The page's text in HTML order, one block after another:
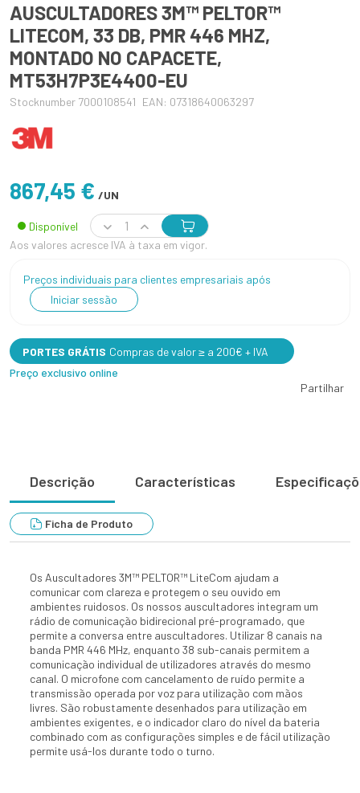
AUSCULTADORES 3M™ PELTOR™
LITECOM, 33 DB, PMR 446 MHZ,
MONTADO NO CAPACETE,
MT53H7P3E4400-EU
Stocknumber 7000108541 EAN: 07318640063297
867,45 € /UN
Disponível
Aos valores acresce IVA à taxa em vigor.
Preços individuais para clientes empresariais após
Iniciar sessão
PORTES GRÁTIS Compras de valor ≥ a 200€ + IVA
Preço exclusivo online
Partilhar
Descrição Características
Ficha de Produto
Os Auscultadores 3M™ PELTOR™ LiteCom ajudam a
comunicar com clareza e protegem o seu ouvido em
ambientes ruidosos. Os nossos auscultadores integram um
rádio de comunicação bidirecional pré-programado, que
permite a conversa entre auscultadores. Utilizar 8 canais na
banda PMR 446 MHz, enquanto 38 sub-canais permitem a
comunicação individual de utilizadores através do mesmo
canal. O microfone com cancelamento de ruído permite a
transmissão operada por voz para utilização com mãos
livres. São robustamente desenhados para utilização em
ambientes exigentes, e o indicador claro do nível da bateria
combinado com as configurações simples e de fácil utilização
permite usá-los durante todo o turno.